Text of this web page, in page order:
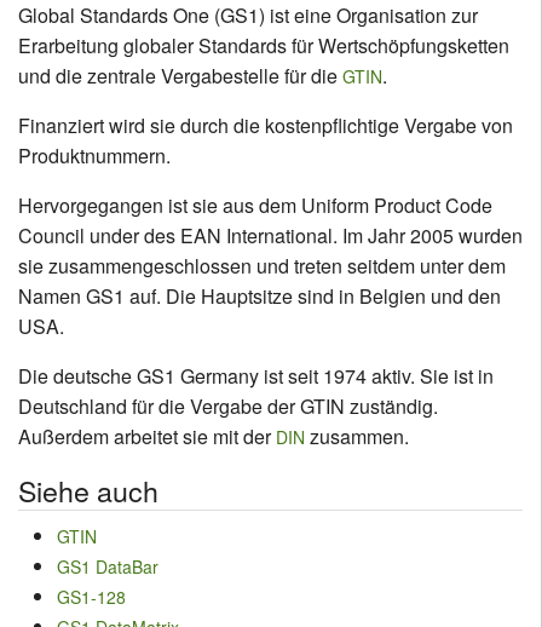
Global Standards One (GS1) ist eine Organisation zur
Erarbeitung globaler Standards für Wertschöpfungsketten
und die zentrale Vergabestelle für die GTIN.
Finanziert wird sie durch die kostenpflichtige Vergabe von
Produktnummern.
Hervorgegangen ist sie aus dem Uniform Product Code
Council under des EAN International. Im Jahr 2005 wurden
sie zusammengeschlossen und treten seitdem unter dem
Namen GS1 auf. Die Hauptsitze sind in Belgien und den
USA.
Die deutsche GS1 Germany ist seit 1974 aktiv. Sie ist in
Deutschland für die Vergabe der GTIN zuständig.
Außerdem arbeitet sie mit der DIN zusammen.
Siehe auch
GTIN
GS1 DataBar
GS1-128